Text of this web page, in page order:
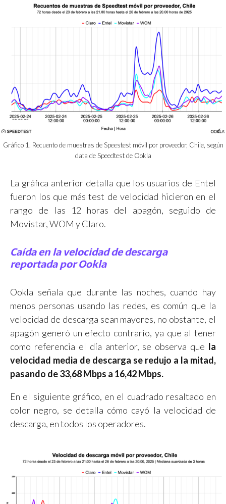
Gráfico 1. Recuento de muestras de Speestest móvil por proveedor, Chile, según
data de Speedtest de Ookla
La gráfica anterior detalla que los usuarios de Entel
fueron los que más test de velocidad hicieron en el
rango de las 12 horas del apagón, seguido de
Movistar, WOM y Claro.
Caída en la velocidad de descarga
reportada por Ookla
Ookla señala que durante las noches, cuando hay
menos personas usando las redes, es común que la
velocidad de descarga sean mayores, no obstante, el
apagón generó un efecto contrario, ya que al tener
como referencia el día anterior, se observa que la
velocidad media de descarga se redujo a la mitad,
pasando de 33,68 Mbps a 16,42 Mbps.
En el siguiente gráfico, en el cuadrado resaltado en
color negro, se detalla cómo cayó la velocidad de
descarga, en todos los operadores.